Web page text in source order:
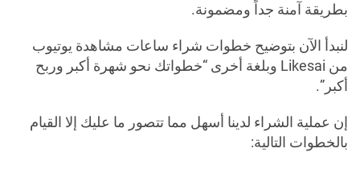
بطريقة آمنة جداً ومضمونة.
لنبدأ الآن بتوضيح خطوات شراء ساعات مشاهدة يوتيوب
من Likesai وبلغة أخرى “خطواتك نحو شهرة أكبر وربح
أكبر”.
إن عملية الشراء لدينا أسهل مما تتصور ما عليك إلا القيام
بالخطوات التالية: